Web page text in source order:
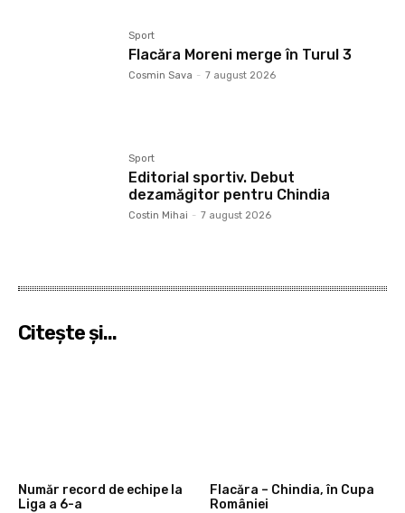
Sport
Flacăra Moreni merge în Turul 3
Cosmin Sava - 7 august 2026
Sport
Editorial sportiv. Debut
dezamăgitor pentru Chindia
Costin Mihai - 7 august 2026
Citeşte şi...
Număr record de echipe la
Liga a 6-a
Flacăra – Chindia, în Cupa
României